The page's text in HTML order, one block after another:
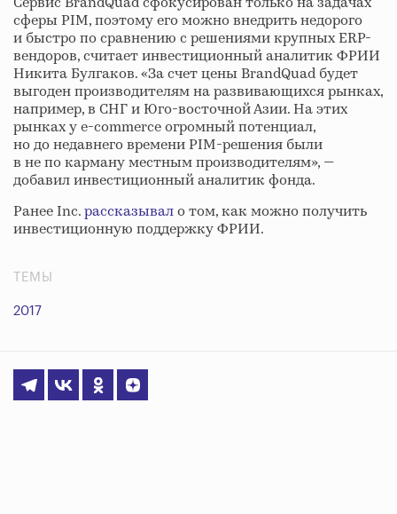
cферы PIM, поэтому его можно внедрить недорого
и быстро по сравнению с решениями крупных ERP-
вендоров, считает инвестиционный аналитик ФРИИ
Никита Булгаков. «За счет цены BrandQuad будет
выгоден производителям на развивающихся рынках,
например, в СНГ и Юго-восточной Азии. На этих
рынках у e-commerce огромный потенциал,
но до недавнего времени PIM-решения были
в не по карману местным производителям», —
добавил инвестиционный аналитик фонда.
Ранее Inc.рассказывало том, как можно получить
инвестиционную поддержку ФРИИ.
ТЕМЫ
2017